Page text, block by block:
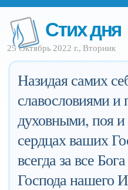
Стих дня
25 Октябрь 2022 г., Вторник
Назидая самих
славословиями
духовными, поя и
сердцах ваших
всегда за все
Господа нашего